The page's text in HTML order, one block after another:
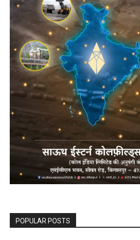
POPULAR POSTS